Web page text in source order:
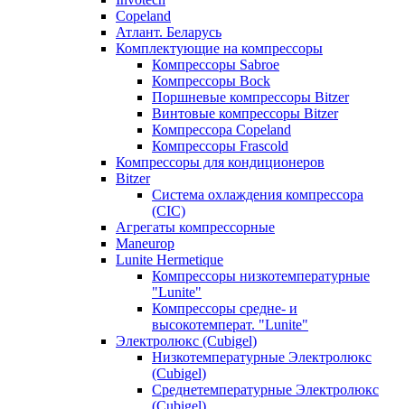
Copeland
Атлант. Беларусь
Комплектующие на компрессоры
Компрессоры Sabroe
Компрессоры Bock
Поршневые компрессоры Bitzer
Винтовые компрессоры Bitzer
Компрессора Copeland
Компрессоры Frascold
Компрессоры для кондиционеров
Bitzer
Система охлаждения компрессора
(CIC)
Агрегаты компрессорные
Maneurop
Lunite Hermetique
Компрессоры низкотемпературные
"Lunite"
Компрессоры средне- и
высокотемперат. "Lunite"
Электролюкс (Cubigel)
Низкотемпературные Электролюкс
(Cubigel)
Среднетемпературные Электролюкс
(Cubigel)